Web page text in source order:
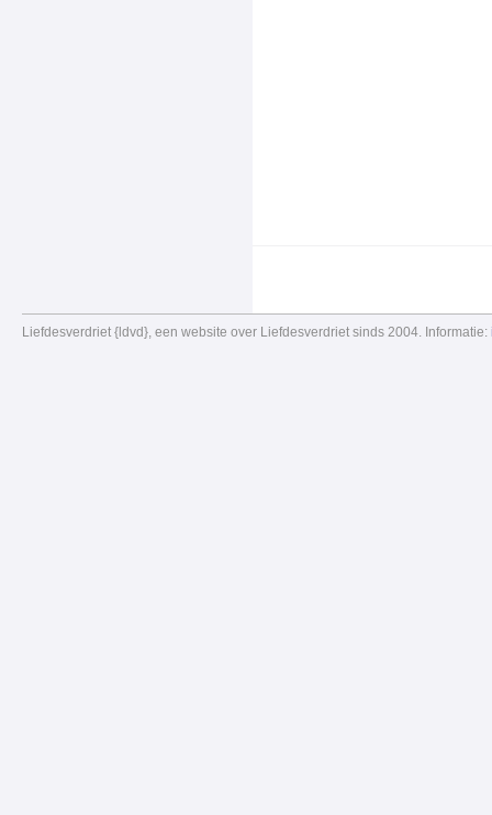
Liefdesverdriet {ldvd}, een website over Liefdesverdriet sinds 2004. Informatie: